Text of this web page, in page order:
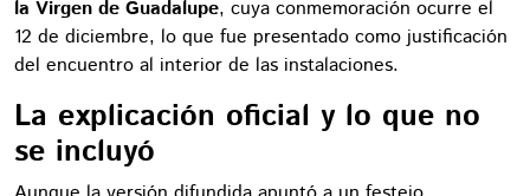
la Virgen de Guadalupe, cuya conmemoración ocurre el
12 de diciembre, lo que fue presentado como justificación
del encuentro al interior de las instalaciones.
La explicación oficial y lo que no
se incluyó